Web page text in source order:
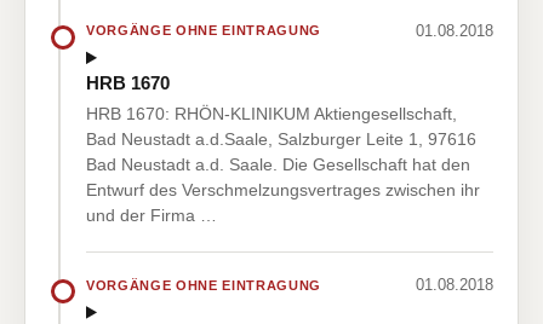
VORGÄNGE OHNE EINTRAGUNG 01.08.2018
HRB 1670
HRB 1670: RHÖN-KLINIKUM Aktiengesellschaft,
Bad Neustadt a.d.Saale, Salzburger Leite 1, 97616
Bad Neustadt a.d. Saale. Die Gesellschaft hat den
Entwurf des Verschmelzungsvertrages zwischen ihr
und der Firma …
VORGÄNGE OHNE EINTRAGUNG 01.08.2018